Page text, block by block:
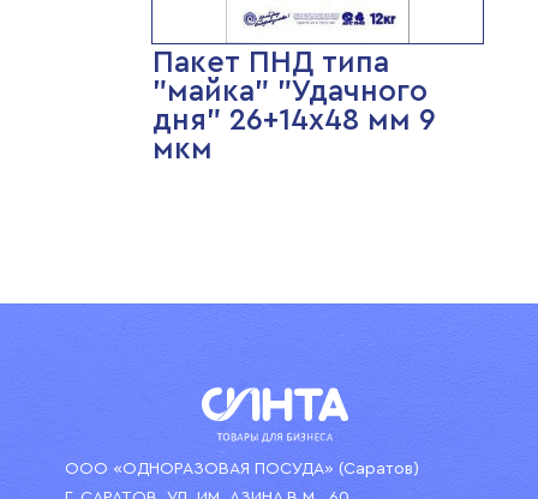
Пакет ПНД типа
"майка" "Удачного
дня" 26+14х48 мм 9
мкм
ООО «ОДНОРАЗОВАЯ ПОСУДА» (Саратов)